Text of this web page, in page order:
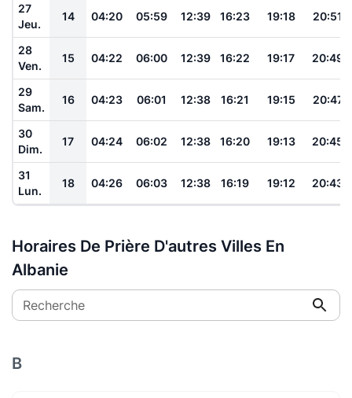
27
Jeu.
14 04:20 05:59 12:39 16:23 19:18 20:51
28
Ven.
15 04:22 06:00 12:39 16:22 19:17 20:49
29
Sam.
16 04:23 06:01 12:38 16:21 19:15 20:47
30
Dim.
17 04:24 06:02 12:38 16:20 19:13 20:45
31
Lun.
18 04:26 06:03 12:38 16:19 19:12 20:43
Horaires De Prière D'autres Villes En
Albanie
Recherche
B